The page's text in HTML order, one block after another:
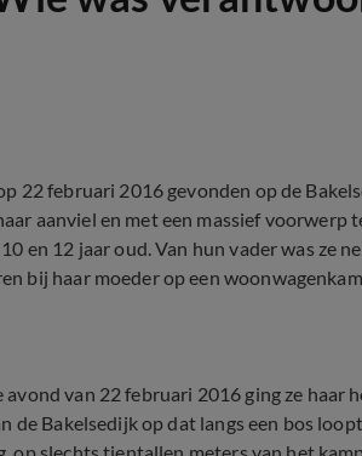
22 februari 2016 gevonden op de
aanviel en met een massief
en 12 jaar oud. Van hun vader was ze
bij haar moeder op een
avond van 22 februari 2016 ging ze
de Bakelsedijk op dat langs een bos